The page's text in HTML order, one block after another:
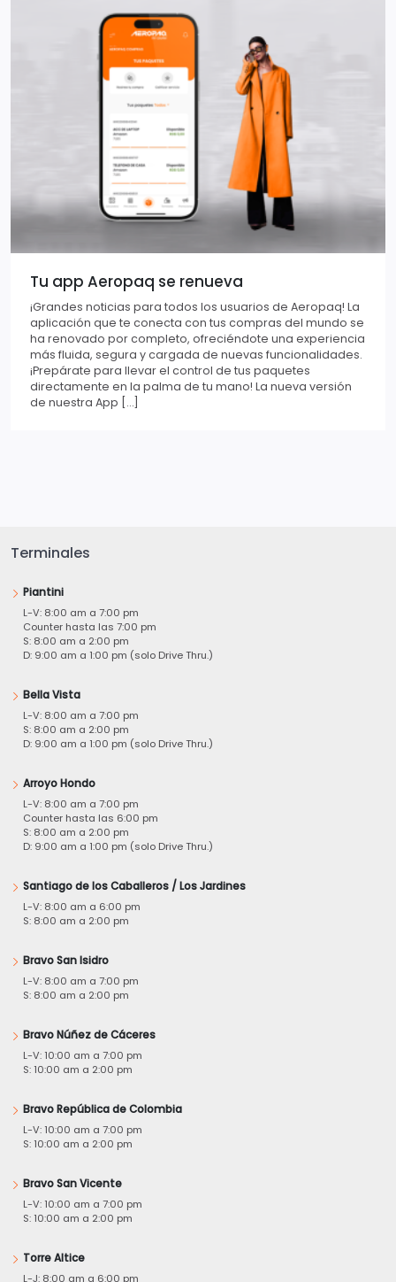
Tu app Aeropaq se renueva
¡Grandes noticias para todos los usuarios de Aeropaq! La
aplicación que te conecta con tus compras del mundo se
ha renovado por completo, ofreciéndote una experiencia
más fluida, segura y cargada de nuevas funcionalidades.
¡Prepárate para llevar el control de tus paquetes
directamente en la palma de tu mano! La nueva versión
de nuestra App […]
Terminales
Piantini
L-V: 8:00 am a 7:00 pm
Counter hasta las 7:00 pm
S: 8:00 am a 2:00 pm
D: 9:00 am a 1:00 pm (solo Drive Thru.)
Bella Vista
L-V: 8:00 am a 7:00 pm
S: 8:00 am a 2:00 pm
D: 9:00 am a 1:00 pm (solo Drive Thru.)
Arroyo Hondo
L-V: 8:00 am a 7:00 pm
Counter hasta las 6:00 pm
S: 8:00 am a 2:00 pm
D: 9:00 am a 1:00 pm (solo Drive Thru.)
Santiago de los Caballeros / Los Jardines
L-V: 8:00 am a 6:00 pm
S: 8:00 am a 2:00 pm
Bravo San Isidro
L-V: 8:00 am a 7:00 pm
S: 8:00 am a 2:00 pm
Bravo Núñez de Cáceres
L-V: 10:00 am a 7:00 pm
S: 10:00 am a 2:00 pm
Bravo República de Colombia
L-V: 10:00 am a 7:00 pm
S: 10:00 am a 2:00 pm
Bravo San Vicente
L-V: 10:00 am a 7:00 pm
S: 10:00 am a 2:00 pm
Torre Altice
L-J: 8:00 am a 6:00 pm